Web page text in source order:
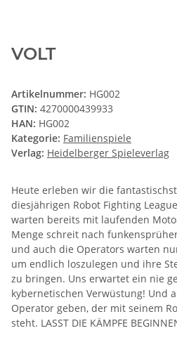
VOLT
Artikelnummer: HG002
GTIN: 4270000439933
HAN: HG002
Kategorie: Familienspiele
Verlag: Heidelberger Spieleverlag
Heute erleben wir die
diesjährigen Robot Fighting
warten bereits mit laufenden
Menge schreit nach
und auch die Operators warten
um endlich loszulegen und ihre
zu bringen. Uns erwartet ein nie
kybernetischen Verwüstung! Und
Operator geben, der mit seinem
steht. LASST DIE KÄMPFE